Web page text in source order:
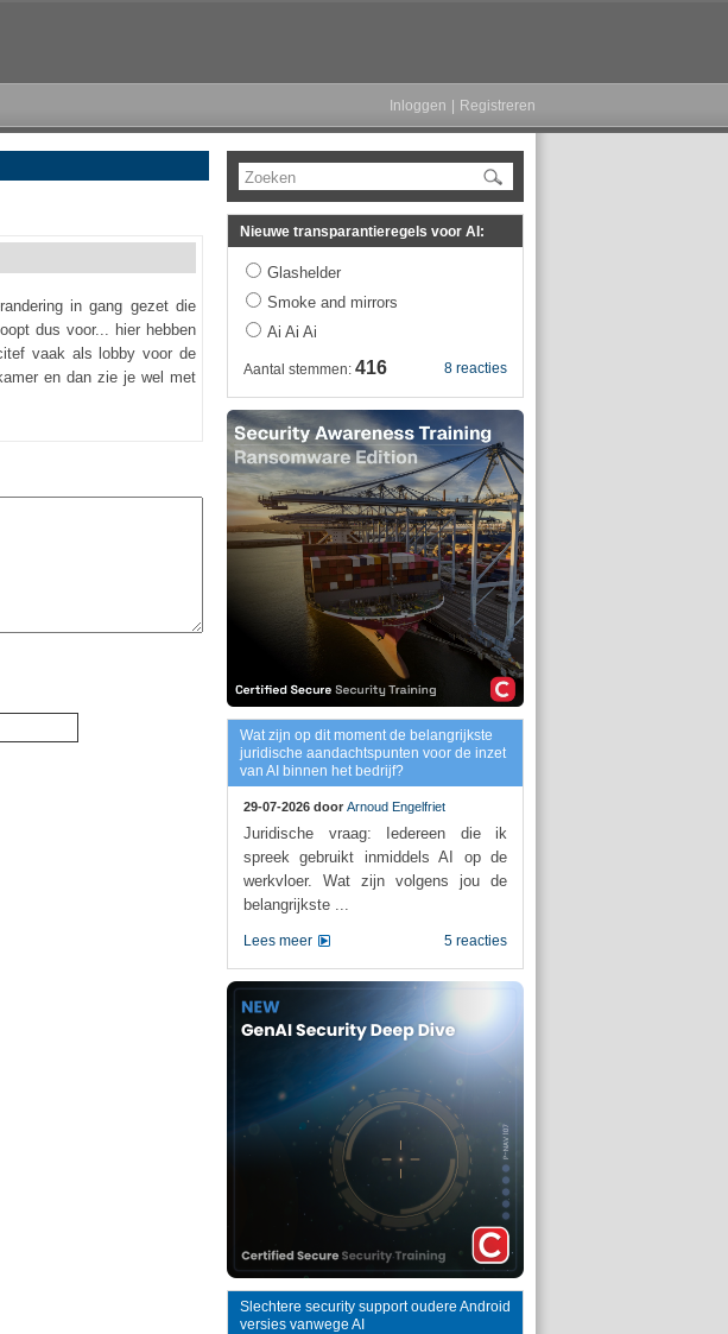
Inloggen Registreren
in gang gezet die
dus voor... hier hebben
vaak als lobby voor de
en dan zie je wel met
Zoeken
Nieuwe transparantieregels voor AI:
Glashelder
Smoke and mirrors
Ai Ai Ai
8 reacties
Aantal stemmen: 416
Wat zijn op dit moment de belangrijkste
juridische aandachtspunten voor de inzet
van AI binnen het bedrijf?
29-07-2026 door Arnoud Engelfriet
Juridische vraag: Iedereen die ik
spreek gebruikt inmiddels AI op de
werkvloer. Wat zijn volgens jou de
belangrijkste ...
5 reacties
Lees meer
Slechtere security support oudere Android
versies vanwege AI